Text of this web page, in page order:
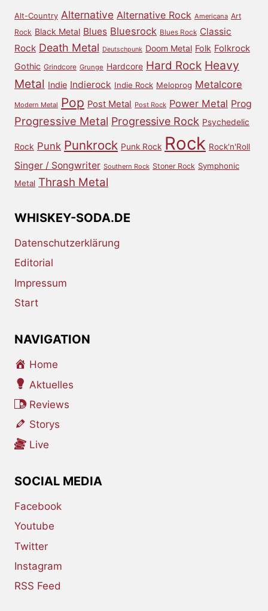
Alt-Country Alternative Alternative Rock Americana Art
Rock Black Metal Blues Bluesrock Blues Rock Classic
Rock Death Metal Deutschpunk Doom Metal Folk Folkrock
Gothic Grindcore Grunge Hardcore Hard Rock Heavy
Metal Indie Indierock Indie Rock Meloprog Metalcore
Modern Metal Pop Post Metal Post Rock Power Metal Prog
Progressive Metal Progressive Rock Psychedelic
Rock Punk Punkrock Punk Rock Rock Rock'n'Roll
Singer / Songwriter Southern Rock Stoner Rock Symphonic
Metal Thrash Metal
WHISKEY-SODA.DE
Datenschutzerklärung
Editorial
Impressum
Start
NAVIGATION
Home
Aktuelles
Reviews
Storys
Live
SOCIAL MEDIA
Facebook
Youtube
Twitter
Instagram
RSS Feed